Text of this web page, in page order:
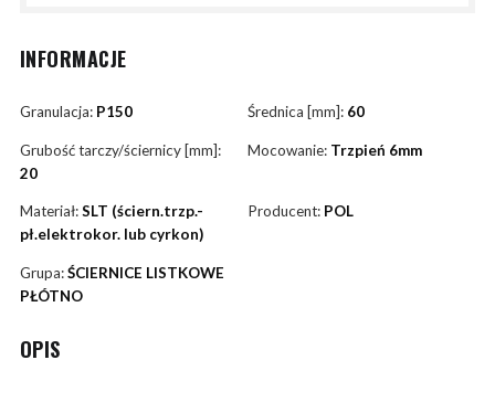
INFORMACJE
Granulacja: P150 Średnica [mm]: 60
Grubość tarczy/ściernicy [mm]:
20
Mocowanie: Trzpień 6mm
Materiał:SLT (ściern.trzp.-
pł.elektrokor. lub cyrkon)
Producent: POL
Grupa:ŚCIERNICE LISTKOWE
PŁÓTNO
OPIS